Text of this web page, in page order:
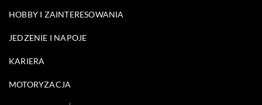
HOBBY I ZAINTERESOWANIA
JEDZENIE I NAPOJE
KARIERA
MOTORYZACJA